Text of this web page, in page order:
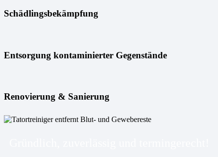
Schädlingsbekämpfung
Entsorgung kontaminierter Gegenstände
Renovierung & Sanierung